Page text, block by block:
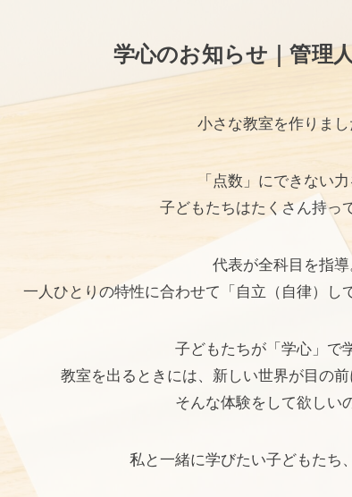
学心のお知らせ｜管理
小さな教室を作りまし
「点数」にできない力
子どもたちはたくさん持っ
代表が全科目を指導
一人ひとりの特性に合わせて「自立（自律）し
子どもたちが「学心」で
教室を出るときには、新しい世界が目の前
そんな体験をして欲しい
私と一緒に学びたい子どもたち